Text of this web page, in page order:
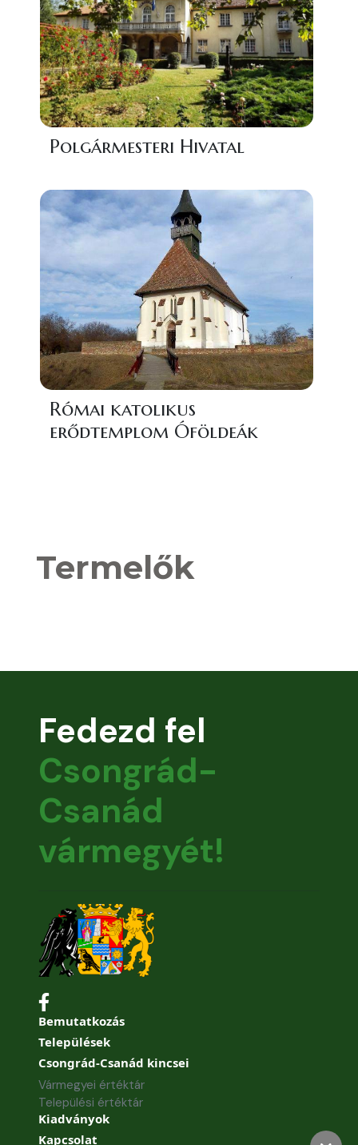
Polgármesteri Hivatal
Római katolikus
erődtemplom Óföldeák
Termelők
Fedezd fel
Csongrád-
Csanád
vármegyét!
Bemutatkozás
Települések
Csongrád-Csanád kincsei
Vármegyei értéktár
Települési értéktár
Kiadványok
Kapcsolat